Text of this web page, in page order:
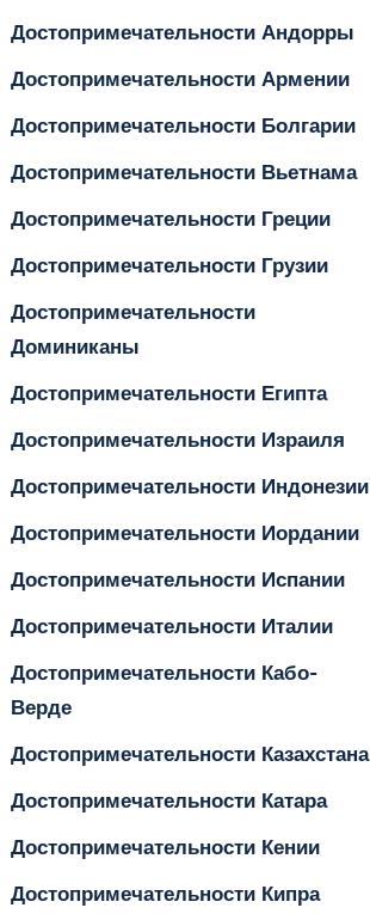
Достопримечательности Андорры
Достопримечательности Армении
Достопримечательности Болгарии
Достопримечательности Вьетнама
Достопримечательности Греции
Достопримечательности Грузии
Достопримечательности
Доминиканы
Достопримечательности Египта
Достопримечательности Израиля
Достопримечательности Индонезии
Достопримечательности Иордании
Достопримечательности Испании
Достопримечательности Италии
Достопримечательности Кабо-
Верде
Достопримечательности Казахстана
Достопримечательности Катара
Достопримечательности Кении
Достопримечательности Кипра